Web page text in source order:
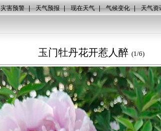
灾害预警 | 天气预报 | 现在天气 | 气候变化 | 天气资
玉门牡丹花开惹人醉 (1/6)